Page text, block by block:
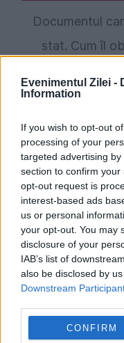
Evenimentul Zilei -
Information
If you wish to opt-out
processing of your
targeted advertising
section to confirm
opt-out request is
interest-based ads
us or personal
your opt-out. You may
disclosure of your
IAB’s list of
also be disclosed by
Downstream
CONFIRM
Documentul
stat. Cum îl
Documentul pe
arunce